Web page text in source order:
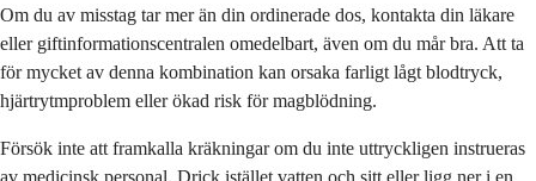
Om du av misstag tar mer än din ordinerade dos, kontakta din läkare
eller giftinformationscentralen omedelbart, även om du mår bra. Att ta
för mycket av denna kombination kan orsaka farligt lågt blodtryck,
hjärtrytmproblem eller ökad risk för magblödning.
Försök inte att framkalla kräkningar om du inte uttryckligen instrueras